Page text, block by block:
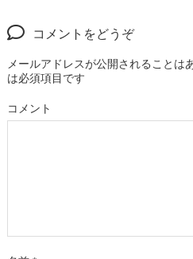
コメントをどうぞ
メールアドレスが公開されることは
は必須項目です
コメント